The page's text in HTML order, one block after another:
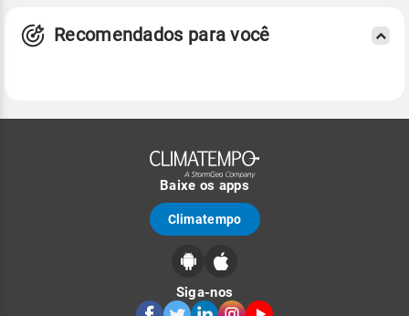
Recomendados para você
Baixe os apps
Climatempo
Siga-nos